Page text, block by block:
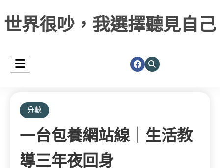
世界很吵，我選擇聽見自己
分數
一台包養網站線｜生活教
導三年夜回身